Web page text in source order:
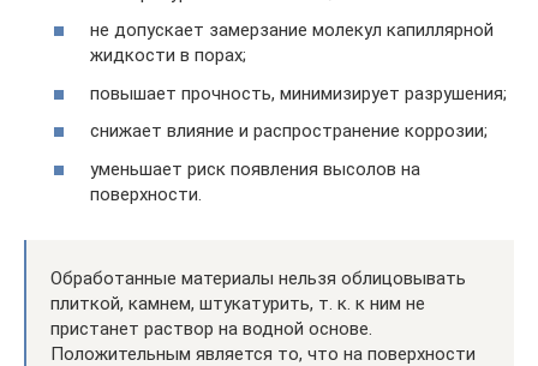
не допускает замерзание молекул капиллярной
жидкости в порах;
повышает прочность, минимизирует разрушения;
снижает влияние и распространение коррозии;
уменьшает риск появления высолов на
поверхности.
Обработанные материалы нельзя облицовывать
плиткой, камнем, штукатурить, т. к. к ним не
пристанет раствор на водной основе.
Положительным является то, что на поверхности